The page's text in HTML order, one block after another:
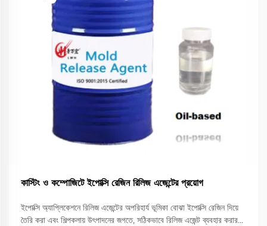
কাস্টিং ও কম্পোজিটে ইপোক্সি রেজিন রিলিজ এজেন্টের প্রয়োগ
ইপোক্সি অ্যাপ্লিকেশনে রিলিজ এজেন্টের অপরিহার্য ভূমিকা বোঝা ইপোক্সি রেজিন দিয়ে
তৈরি করা এবং শিল্পকলায় উৎপাদনের জগতে, সঠিকভাবে রিলিজ এজেন্ট ব্যবহার করার